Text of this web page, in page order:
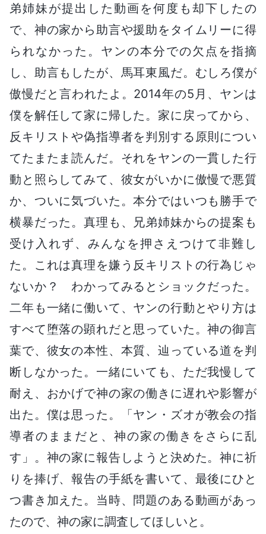
弟姉妹が提出した動画を何度も却下したの
で、神の家から助言や援助をタイムリーに得
られなかった。ヤンの本分での欠点を指摘
し、助言もしたが、馬耳東風だ。むしろ僕が
傲慢だと言われたよ。2014年の5月、ヤンは
僕を解任して家に帰した。家に戻ってから、
反キリストや偽指導者を判別する原則につい
てたまたま読んだ。それをヤンの一貫した行
動と照らしてみて、彼女がいかに傲慢で悪質
か、ついに気づいた。本分ではいつも勝手で
横暴だった。真理も、兄弟姉妹からの提案も
受け入れず、みんなを押さえつけて非難し
た。これは真理を嫌う反キリストの行為じゃ
ないか？ わかってみるとショックだった。
二年も一緒に働いて、ヤンの行動とやり方は
すべて堕落の顕れだと思っていた。神の御言
葉で、彼女の本性、本質、辿っている道を判
断しなかった。一緒にいても、ただ我慢して
耐え、おかげで神の家の働きに遅れや影響が
出た。僕は思った。「ヤン・ズオが教会の指
導者のままだと、神の家の働きをさらに乱
す」。神の家に報告しようと決めた。神に祈
りを捧げ、報告の手紙を書いて、最後にひと
つ書き加えた。当時、問題のある動画があっ
たので、神の家に調査してほしいと。